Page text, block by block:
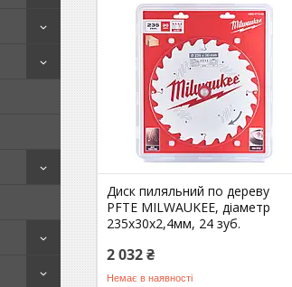
Диск пиляльний по дереву
PFTE MILWAUKEE, діаметр
235х30х2,4мм, 24 зуб.
2 032 ₴
Немає в наявності